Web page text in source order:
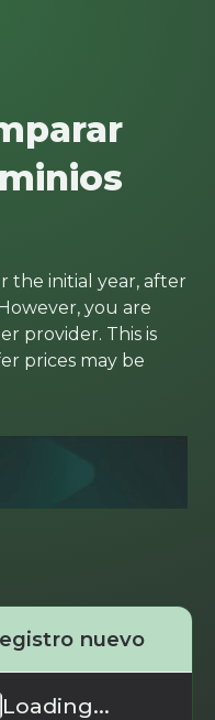
the initial year, after
you are
provider. This is
prices may be
nuevo
Loading...